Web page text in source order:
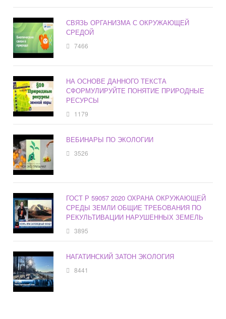
СВЯЗЬ ОРГАНИЗМА С ОКРУЖАЮЩЕЙ
СРЕДОЙ
7466
НА ОСНОВЕ ДАННОГО ТЕКСТА
СФОРМУЛИРУЙТЕ ПОНЯТИЕ ПРИРОДНЫЕ
РЕСУРСЫ
1179
ВЕБИНАРЫ ПО ЭКОЛОГИИ
3526
ГОСТ Р 59057 2020 ОХРАНА ОКРУЖАЮЩЕЙ
СРЕДЫ ЗЕМЛИ ОБЩИЕ ТРЕБОВАНИЯ ПО
РЕКУЛЬТИВАЦИИ НАРУШЕННЫХ ЗЕМЕЛЬ
3895
НАГАТИНСКИЙ ЗАТОН ЭКОЛОГИЯ
8441